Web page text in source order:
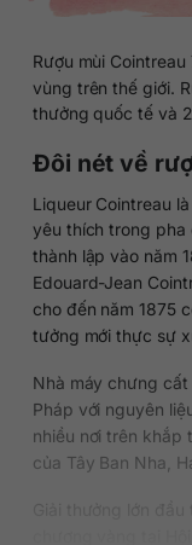
Rượu mùi
vùng trên thế giới.
thưởng quốc tế và
Đôi nét về
Liqueur Cointreau
yêu thích trong pha
thành lập vào năm
Edouard-Jean
cho đến năm 1875
tưởng mới thực sự
Nhà máy chưng cất
Pháp với nguyên
nhiều nơi trên khắp
của Tây Ban Nha,